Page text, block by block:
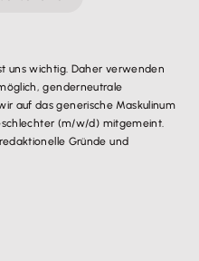
uns wichtig. Daher verwenden
genderneutrale
auf das generische Maskulinum
(m/w/d) mitgemeint.
Gründe und